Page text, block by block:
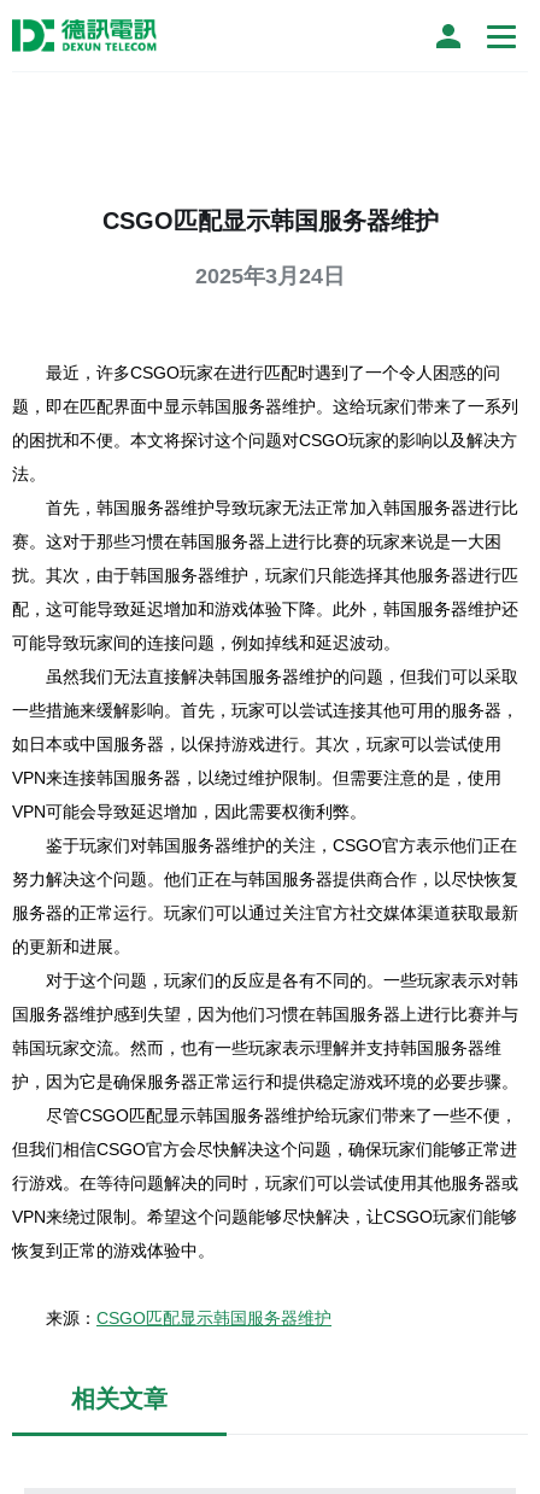
CSGO匹配显示韩国服务器维护
2025年3月24日
最近，许多CSGO玩家在进行匹配时遇到了一个令人困惑的问
题，即在匹配界面中显示韩国服务器维护。这给玩家们带来了一系列
的困扰和不便。本文将探讨这个问题对CSGO玩家的影响以及解决方
法。
首先，韩国服务器维护导致玩家无法正常加入韩国服务器进行比
赛。这对于那些习惯在韩国服务器上进行比赛的玩家来说是一大困
扰。其次，由于韩国服务器维护，玩家们只能选择其他服务器进行匹
配，这可能导致延迟增加和游戏体验下降。此外，韩国服务器维护还
可能导致玩家间的连接问题，例如掉线和延迟波动。
虽然我们无法直接解决韩国服务器维护的问题，但我们可以采取
一些措施来缓解影响。首先，玩家可以尝试连接其他可用的服务器，
如日本或中国服务器，以保持游戏进行。其次，玩家可以尝试使用
VPN来连接韩国服务器，以绕过维护限制。但需要注意的是，使用
VPN可能会导致延迟增加，因此需要权衡利弊。
鉴于玩家们对韩国服务器维护的关注，CSGO官方表示他们正在
努力解决这个问题。他们正在与韩国服务器提供商合作，以尽快恢复
服务器的正常运行。玩家们可以通过关注官方社交媒体渠道获取最新
的更新和进展。
对于这个问题，玩家们的反应是各有不同的。一些玩家表示对韩
国服务器维护感到失望，因为他们习惯在韩国服务器上进行比赛并与
韩国玩家交流。然而，也有一些玩家表示理解并支持韩国服务器维
护，因为它是确保服务器正常运行和提供稳定游戏环境的必要步骤。
尽管CSGO匹配显示韩国服务器维护给玩家们带来了一些不便，
但我们相信CSGO官方会尽快解决这个问题，确保玩家们能够正常进
行游戏。在等待问题解决的同时，玩家们可以尝试使用其他服务器或
VPN来绕过限制。希望这个问题能够尽快解决，让CSGO玩家们能够
恢复到正常的游戏体验中。
来源： CSGO匹配显示韩国服务器维护
相关文章